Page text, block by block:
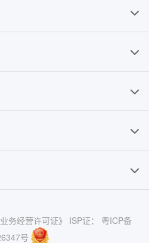
务经营许可证》 ISP证： 粤ICP备
号